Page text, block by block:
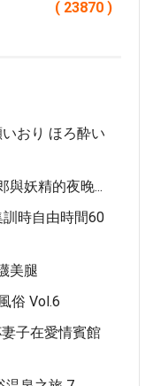
( 23870 )
おり ほろ酔い
與妖精的夜晚...
時自由時間60
美腿
俗 Vol.6
子在愛情賓館